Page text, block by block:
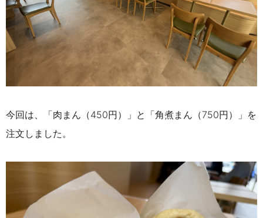
今回は、「肉まん（450円）」と「角煮まん（750円）」を
注文しました。